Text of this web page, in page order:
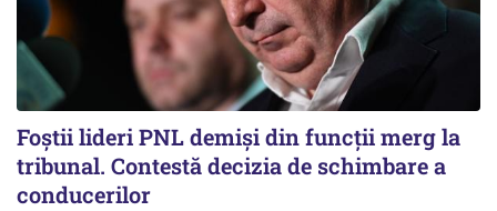
Foștii lideri PNL demiși din funcții merg la
tribunal. Contestă decizia de schimbare a
conducerilor